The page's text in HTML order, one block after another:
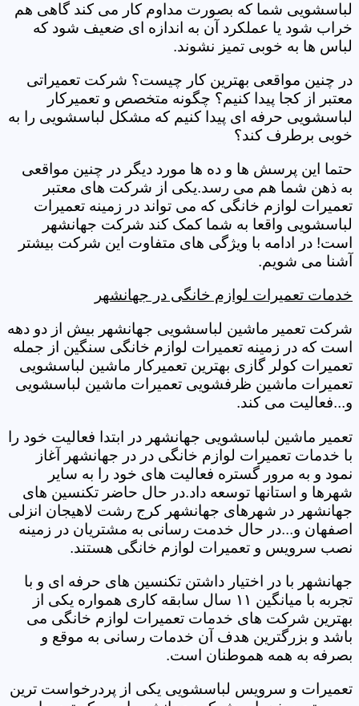
لباسشویی شما که بصورت مداوم کار می کند گاهی هم
خراب شود یا عملکرد آن به اندازه ای ضعیف شود که
لباس ها به خوبی تمیز نشوند.
در چنین مواقعی بهترین کار چیست؟ شرکت تعمیراتی
معتبر از کجا پیدا کنیم؟ چگونه متخصص و تعمیرکار
لباسشویی حرفه ای پیدا کنیم که مشکل لباسشویی را به
خوبی برطرف کند؟
حتما این پرسش ها و ده ها مورد دیگر در چنین مواقعی
به ذهن شما هم می رسد.یکی از شرکت های معتبر
تعمیرات لوازم خانگی که می تواند در زمینه تعمیرات
لباسشویی واقعا به شما کمک کند شرکت جهانشهر
است! در ادامه با ویژگی های متفاوت این شرکت بیشتر
آشنا می شویم.
خدمات تعمیرات لوازم خانگی در جهانشهر
شرکت تعمیر ماشین لباسشویی جهانشهر بیش از دو دهه
است که در زمینه تعمیرات لوازم خانگی سنگین از جمله
تعمیرات کولر گازی بهترین تعمیرکار ماشین لباسشویی
تعمیرات ماشین ظرفشویی تعمیرات ماشین لباسشویی
و...فعالیت می کند.
تعمیر ماشین لباسشویی جهانشهر در ابتدا فعالیت خود را
با خدمات تعمیرات لوازم خانگی در در جهانشهر آغاز
نمود و به مرور گستره فعالیت های خود را به سایر
شهرها و استانها توسعه داد.در حال حاضر تکنسین های
جهانشهر در شهرهای جهانشهر کرج رشت لاهیجان انزلی
اصفهان و...در حال خدمت رسانی به مشتریان در زمینه
نصب سرویس و تعمیرات لوازم خانگی هستند.
جهانشهر با در اختیار داشتن تکنسین های حرفه ای و با
تجربه با میانگین ۱۱ سال سابقه کاری همواره یکی از
بهترین شرکت های خدمات تعمیرات لوازم خانگی می
باشد و بزرگترین هدف آن خدمات رسانی به موقع و
بصرفه به همه هموطنان است.
تعمیرات و سرویس لباسشویی یکی از پردرخواست ترین